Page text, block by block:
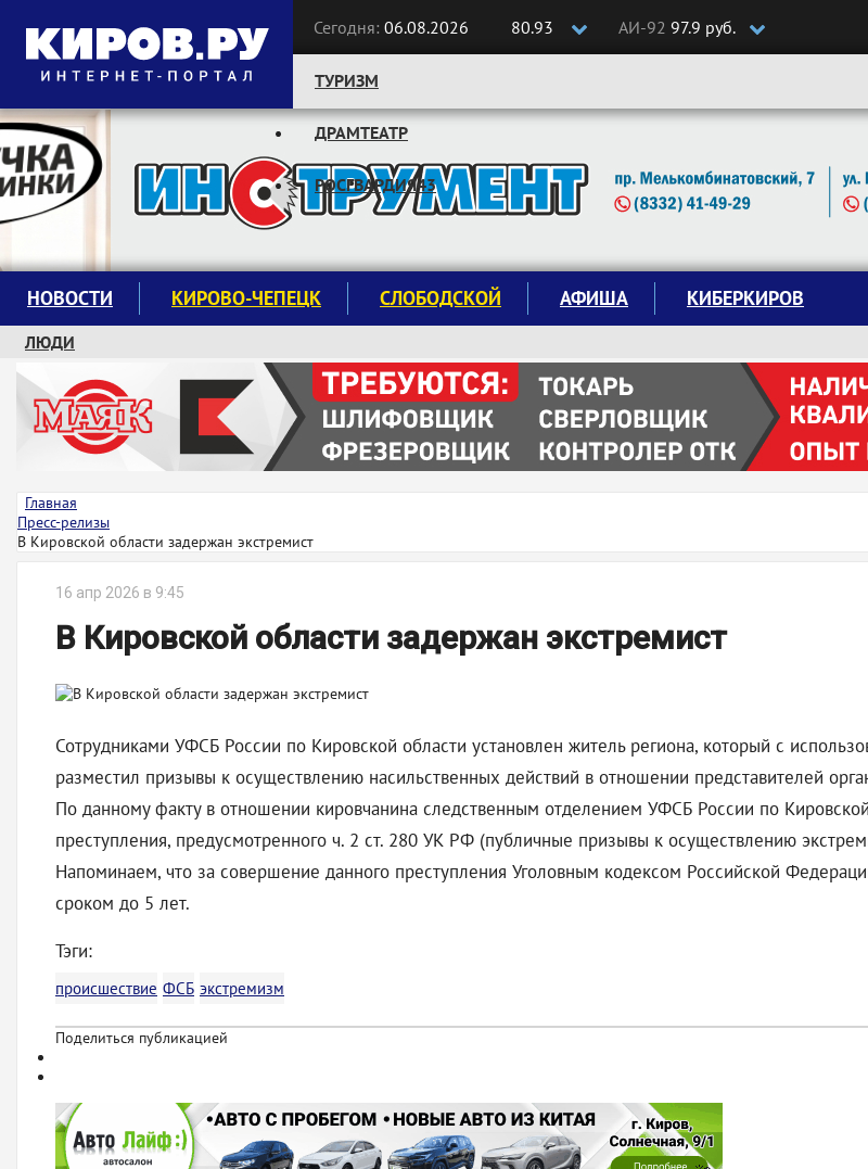
Сегодня: 06.08.2026 80.93 АИ-92 97.9 руб.
Следите за новостями:
ТУРИЗМ
ДРАМТЕАТР
РОСГВАРДИЯ43
НОВОСТИ КИРОВО-ЧЕПЕЦК СЛОБОДСКОЙ АФИША КИБЕРКИРОВ
ЛЮДИ
КРУЖКИ И СЕКЦИИ
ЗАВОДУ "МАЯК" 85 ЛЕТ
ЭКОЛОГИЯ
Главная
Пресс-релизы
В Кировской области задержан экстремист
16 апр 2026 в 9:45
В Кировской области задержан экстремист
Сотрудниками УФСБ России по Кировской области установлен житель региона, который с
разместил призывы к осуществлению насильственных действий в отношении представителей
По данному факту в отношении кировчанина следственным отделением УФСБ России по
преступления, предусмотренного ч. 2 ст. 280 УК РФ (публичные призывы к осуществлению
Напоминаем, что за совершение данного преступления Уголовным кодексом Российской
сроком до 5 лет.
Тэги:
происшествие ФСБ экстремизм
Поделиться публикацией